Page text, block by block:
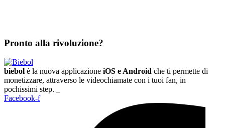
Pronto alla rivoluzione?
biebol è la nuova applicazione iOS e Android che ti permette di
monetizzare, attraverso le videochiamate con i tuoi fan, in
pochissimi step.
Facebook-f